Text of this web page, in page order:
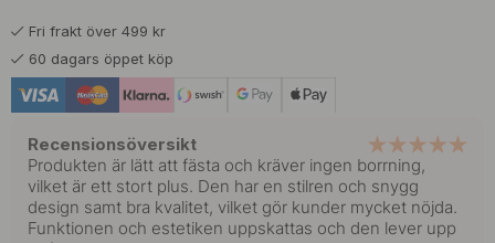
Polerad Mässing
Fri frakt över 499 kr
60 dagars öppet köp
Recensionsöversikt
Produkten är lätt att fästa och kräver ingen borrning,
vilket är ett stort plus. Den har en stilren och snygg
design samt bra kvalitet, vilket gör kunder mycket nöjda.
Funktionen och estetiken uppskattas och den lever upp